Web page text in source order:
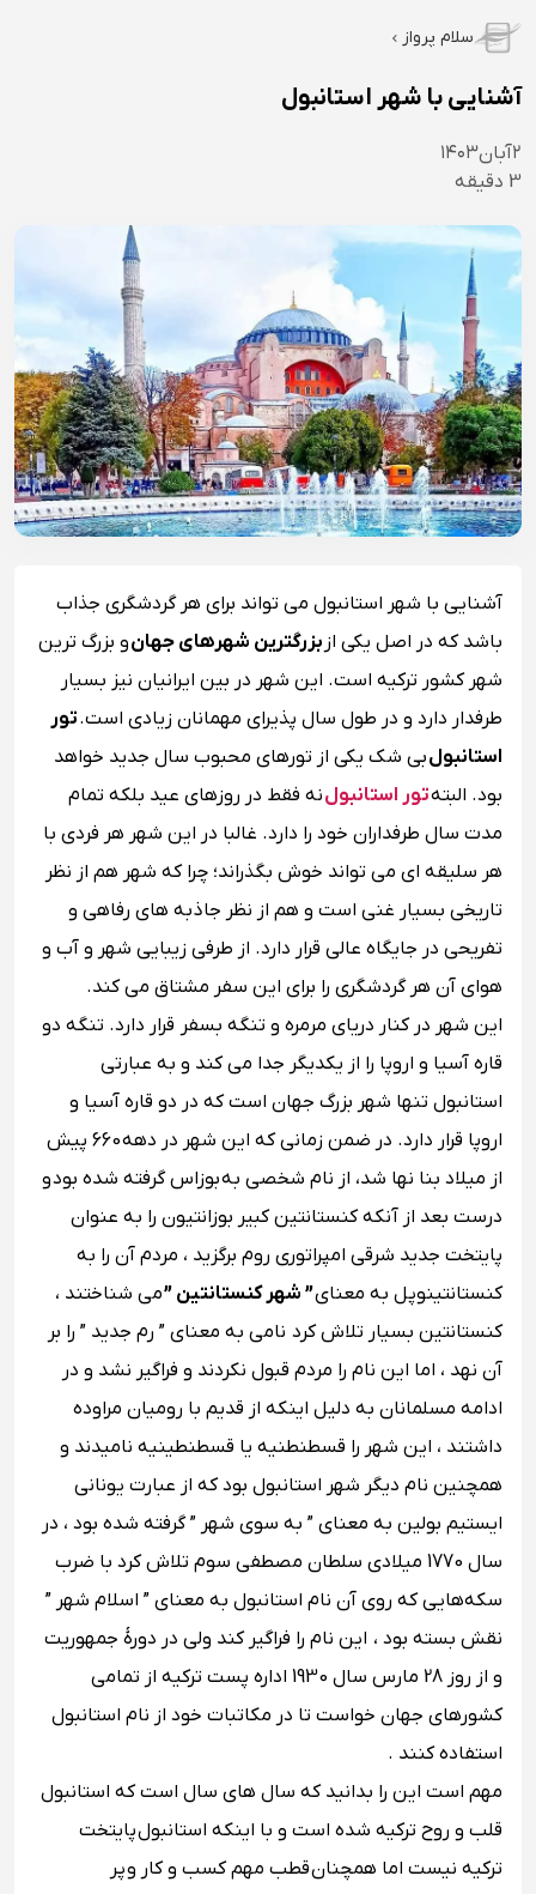
سلام پرواز
آشنایی با شهر استانبول
۲آبان۱۴۰۳
3 دقیقه
آشنایی با شهر استانبول می تواند برای هر گردشگری جذاب
باشد که در اصل یکی از بزرگترین شهرهای جهانو بزرگ‌ ترین
شهر کشور ترکیه است. این شهر در بین ایرانیان نیز بسیار
طرفدار دارد و در طول سال پذیرای مهمانان زیادی است.تور
استانبولبی شک یکی از تورهای محبوب سال جدید خواهد
بود. البتهتور استانبولنه فقط در روزهای عید بلکه تمام
مدت سال طرفداران خود را دارد. غالبا در این شهر هر فردی با
هر سلیقه ای می تواند خوش بگذراند؛ چرا که شهر هم از نظر
تاریخی بسیار غنی است و هم از نظر جاذبه های رفاهی و
تفریحی در جایگاه عالی قرار دارد. از طرفی زیبایی شهر و آب و
هوای آن هر گردشگری را برای این سفر مشتاق می کند.
این شهر در کنار دریای مرمره و تنگه بسفر قرار دارد. تنگه دو
قاره آسیا و اروپا را از یکدیگر جدا می‌ کند و به عبارتی
استانبول تنها شهر بزرگ جهان است که در دو قاره آسیا و
اروپا قرار دارد. در ضمن زمانی که این شهر در دهه 660 پیش
از میلاد بنا نها شد، از نام شخصی به بوزاس گرفته شده بود و
درست بعد از آنکه کنستانتین کبیر بوزانتیون را به عنوان
پایتخت جدید شرقی امپراتوری روم برگزید ، مردم آن را به
کنستانتینوپل به معنای” شهر کنستانتین ”می شناختند ،
کنستانتین بسیار تلاش کرد نامی به معنای ” رم جدید ” را بر
آن نهد ، اما این نام را مردم قبول نکردند و فراگیر نشد و در
ادامه مسلمانان به دلیل اینکه از قدیم با رومیان مراوده
داشتند ، این شهر را قسطنطنیه یا قسطنطینیه نامیدند و
همچنین نام دیگر شهر استانبول بود که از عبارت یونانی
ایستیم بولین به معنای ” به سوی شهر ” گرفته شده بود ، در
سال 1770 میلادی سلطان مصطفی سوم تلاش کرد با ضرب
سکه‌هایی که روی آن نام استانبول به معنای ” اسلام ‌شهر ”
نقش بسته بود ، این نام را فراگیر کند ولی در دورهٔ جمهوریت
و از روز 28 مارس سال 1930 اداره پست ترکیه از تمامی
کشورهای جهان خواست تا در مکاتبات خود از نام استانبول
استفاده کنند .
مهم است این را بدانید که سال های سال است که استانبول
قلب و روح ترکیه شده است و با اینکه استانبول پایتخت
ترکیه نیست اما همچنانقطب مهم کسب و کار وپر